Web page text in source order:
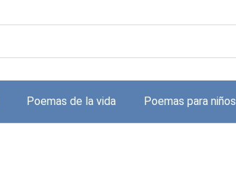
Poemas de la vida Poemas para niños